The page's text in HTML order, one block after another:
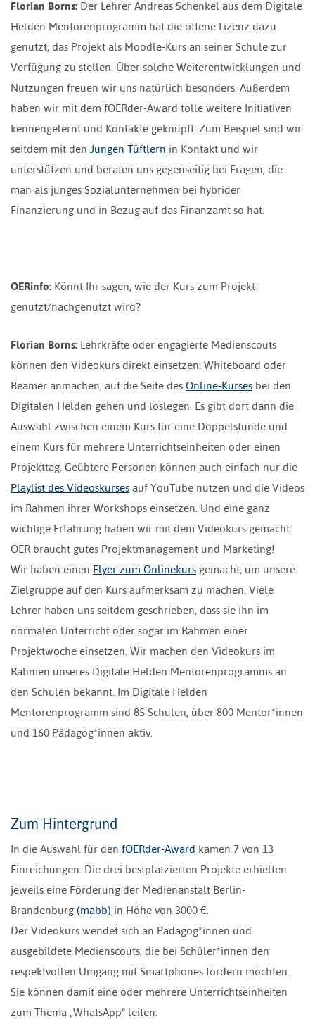
Florian Borns: Der Lehrer Andreas Schenkel aus dem Digitale
Helden Mentorenprogramm hat die offene Lizenz dazu
genutzt, das Projekt als Moodle-Kurs an seiner Schule zur
Verfügung zu stellen. Über solche Weiterentwicklungen und
Nutzungen freuen wir uns natürlich besonders. Außerdem
haben wir mit dem fOERder-Award tolle weitere Initiativen
kennengelernt und Kontakte geknüpft. Zum Beispiel sind wir
seitdem mit den Jungen Tüftlern in Kontakt und wir
unterstützen und beraten uns gegenseitig bei Fragen, die
man als junges Sozialunternehmen bei hybrider
Finanzierung und in Bezug auf das Finanzamt so hat.
OERinfo: Könnt Ihr sagen, wie der Kurs zum Projekt
genutzt/nachgenutzt wird?
Florian Borns: Lehrkräfte oder engagierte Medienscouts
können den Videokurs direkt einsetzen: Whiteboard oder
Beamer anmachen, auf die Seite des Online-Kurses bei den
Digitalen Helden gehen und loslegen. Es gibt dort dann die
Auswahl zwischen einem Kurs für eine Doppelstunde und
einem Kurs für mehrere Unterrichtseinheiten oder einen
Projekttag. Geübtere Personen können auch einfach nur die
Playlist des Videoskurses auf YouTube nutzen und die Videos
im Rahmen ihrer Workshops einsetzen. Und eine ganz
wichtige Erfahrung haben wir mit dem Videokurs gemacht:
OER braucht gutes Projektmanagement und Marketing!
Wir haben einen Flyer zum Onlinekurs gemacht, um unsere
Zielgruppe auf den Kurs aufmerksam zu machen. Viele
Lehrer haben uns seitdem geschrieben, dass sie ihn im
normalen Unterricht oder sogar im Rahmen einer
Projektwoche einsetzen. Wir machen den Videokurs im
Rahmen unseres Digitale Helden Mentorenprogramms an
den Schulen bekannt. Im Digitale Helden
Mentorenprogramm sind 85 Schulen, über 800 Mentor*innen
und 160 Pädagog*innen aktiv.
Zum Hintergrund
In die Auswahl für den fOERder-Award kamen 7 von 13
Einreichungen. Die drei bestplatzierten Projekte erhielten
jeweils eine Förderung der Medienanstalt Berlin-
Brandenburg (mabb) in Höhe von 3000 €.
Der Videokurs wendet sich an Pädagog*innen und
ausgebildete Medienscouts, die bei Schüler*innen den
respektvollen Umgang mit Smartphones fördern möchten.
Sie können damit eine oder mehrere Unterrichtseinheiten
zum Thema „WhatsApp“ leiten.